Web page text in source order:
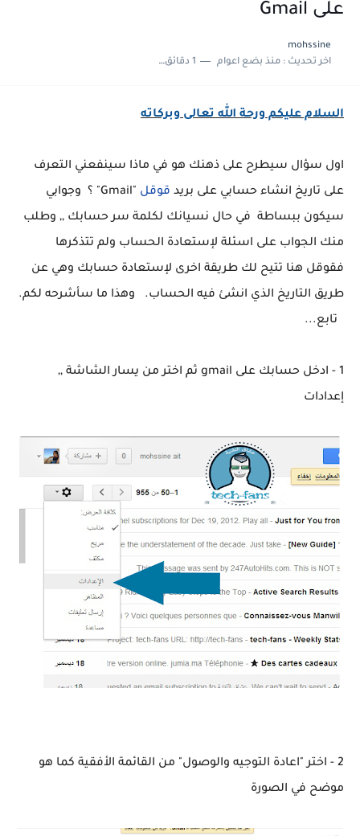
على Gmail
mohssine
اخر تحديث :منذ بضع اعوام 1 دقائق للقراءة
السلام عليكم ورحة الله تعالى وبركاته
اول سؤال سيطرح على ذهنك هو في ماذا سينفعني التعرف
على تاريخ انشاء حسابي على بريد قوقل
"Gmail" ؟ وجوابي
سيكون ببساطة في حال نسيانك لكلمة سر حسابك ,, وطلب
منك الجواب على اسئلة لإستعادة الحساب ولم تتذكرها
فقوقل هنا تتيح لك طريقة اخرى لإستعادة حسابك وهي عن
طريق التاريخ الذي انشئ فيه الحساب. وهذا ما سأشرحه لكم.
تابع...
1 - ادخل حسابك على gmail ثم اختر من يسار الشاشة ,,
إعدادات
2 - اختر "اعادة التوجيه والوصول" من القائمة الأفقية كما هو
موضح في الصورة